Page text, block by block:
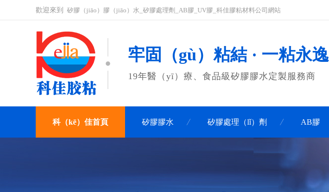
歡迎來到 矽膠（jiāo）膠（jiāo）水_矽膠處理劑_AB膠_UV膠_科佳膠粘材料公司網站
牢固（gù）粘結 · 一粘永逸
19年醫（yī）療、食品級矽膠膠水定製服務商
科（kē）佳首頁 矽膠膠水 矽膠處理（lǐ）劑 AB膠